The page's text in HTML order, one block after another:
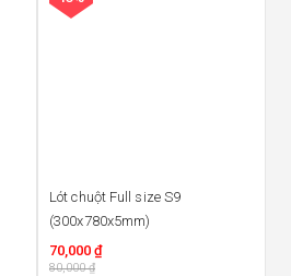
Lót chuột Full size S9
(300x780x5mm)
70,000 ₫
80,000₫